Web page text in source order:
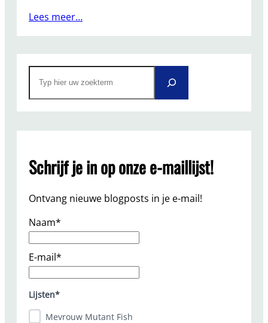
Lees meer…
a
r
c
Schrijf je in op onze e-maillijst!
Ontvang nieuwe blogposts in je e-mail!
Naam*
E-mail*
Lijsten*
Mevrouw Mutant Fish